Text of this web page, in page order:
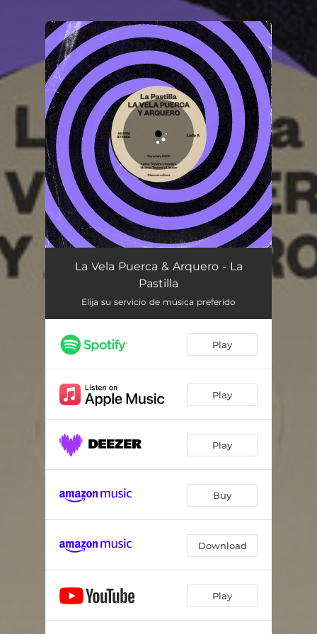
You're all set!
La Pastilla 03:06
La Vela Puerca & Arquero - La
Pastilla
Elija su servicio de música preferido
Play
Play
Play
Buy
Download
Play